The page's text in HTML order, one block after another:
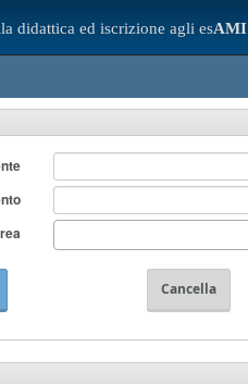
didattica ed iscrizione agli esAMI
Cancella